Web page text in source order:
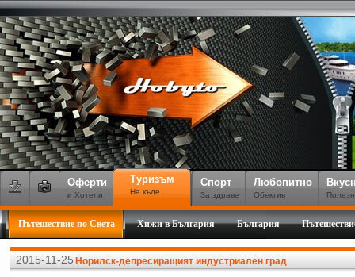
Оферти
и Хотели
Туризъм
На къде
Спорт
За здраве
Любопитно
Обектив
Пътешествие по Света Хижи в България България
2015-11-25 Норилск-депресиращият индустриален град